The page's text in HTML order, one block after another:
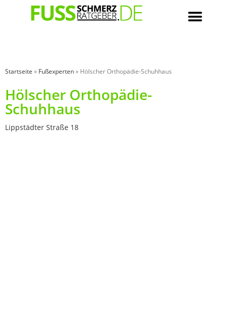
Startseite » Fußexperten» Hölscher Orthopädie-Schuhhaus
Hölscher Orthopädie-
Schuhhaus
Lippstädter Straße 18